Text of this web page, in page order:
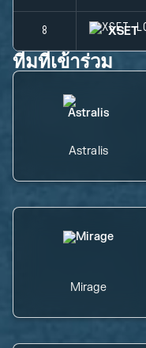
8 XSET
ทีมที่เข้าร่วม
Astralis
Mirage